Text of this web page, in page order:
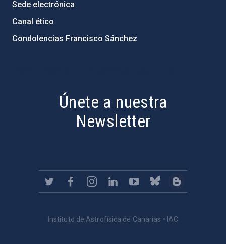
Sede electrónica
Canal ético
Condolencias Francisco Sánchez
Únete a nuestra
Newsletter
Instituto de Astrofísica de Canarias • IAC